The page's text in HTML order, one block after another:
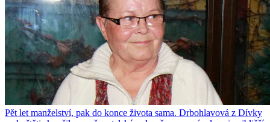
Pět let manželství, pak do konce života sama. Drbohlavová z Dívky